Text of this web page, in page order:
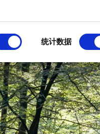
统计数据